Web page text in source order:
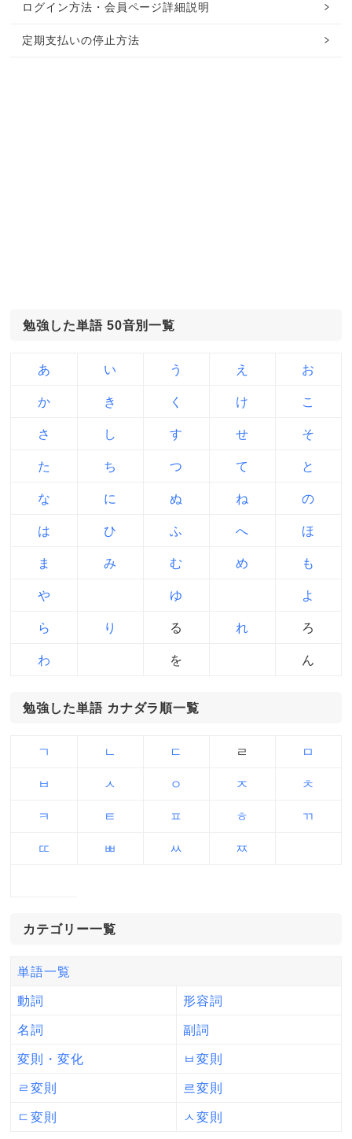
ログイン方法・会員ページ詳細説明
定期支払いの停止方法
勉強した単語 50音別一覧
あ い う え お
か き く け こ
さ し す せ そ
た ち つ て と
な に ぬ ね の
は ひ ふ へ ほ
ま み む め も
や ゆ よ
ら り る れ ろ
わ を ん
勉強した単語 カナダラ順一覧
ㄱ ㄴ ㄷ ㄹ ㅁ
ㅂ ㅅ ㅇ ㅈ ㅊ
ㅋ ㅌ ㅍ ㅎ ㄲ
ㄸ ㅃ ㅆ ㅉ
カテゴリー一覧
単語一覧
動詞 形容詞
名詞 副詞
変則・変化 ㅂ変則
ㄹ変則 르変則
ㄷ変則 ㅅ変則